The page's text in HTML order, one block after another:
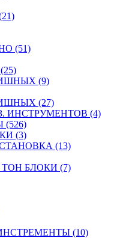
(51)
(9)
(27)
ИНСТРУМЕНТОВ (4)
(3)
(13)
БЛОКИ (7)
(10)